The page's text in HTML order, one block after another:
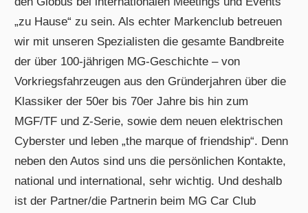
„zu Hause“ zu sein. Als echter Markenclub betreuen
wir mit unseren Spezialisten die gesamte Bandbreite
der über 100-jährigen MG-Geschichte – von
Vorkriegsfahrzeugen aus den Gründerjahren über die
Klassiker der 50er bis 70er Jahre bis hin zum
MGF/TF und Z-Serie, sowie dem neuen elektrischen
Cyberster und leben „the marque of friendship“. Denn
neben den Autos sind uns die persönlichen Kontakte,
national und international, sehr wichtig. Und deshalb
ist der Partner/die Partnerin beim MG Car Club